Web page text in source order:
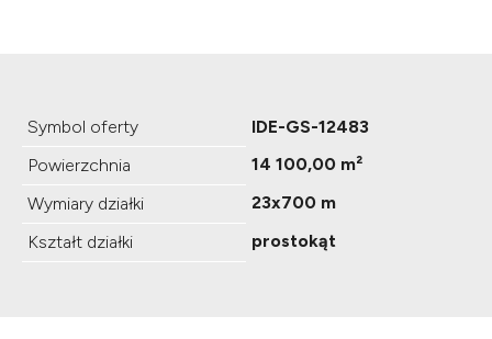
Symbol oferty
IDE-GS-12483
Powierzchnia
14 100,00 m²
Wymiary działki
23x700 m
Kształt działki
prostokąt